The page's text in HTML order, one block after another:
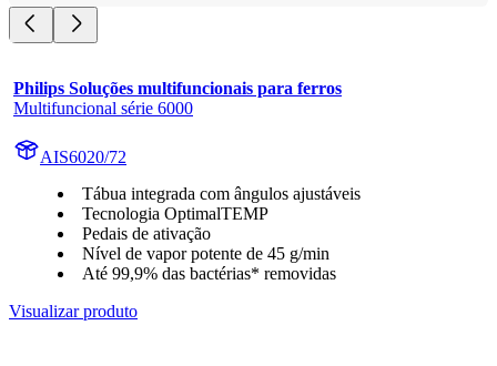
Philips Soluções multifuncionais para ferros
Multifuncional série 6000
AIS6020/72
Tábua integrada com ângulos ajustáveis
Tecnologia OptimalTEMP
Pedais de ativação
Nível de vapor potente de 45 g/min
Até 99,9% das bactérias* removidas
Visualizar produto